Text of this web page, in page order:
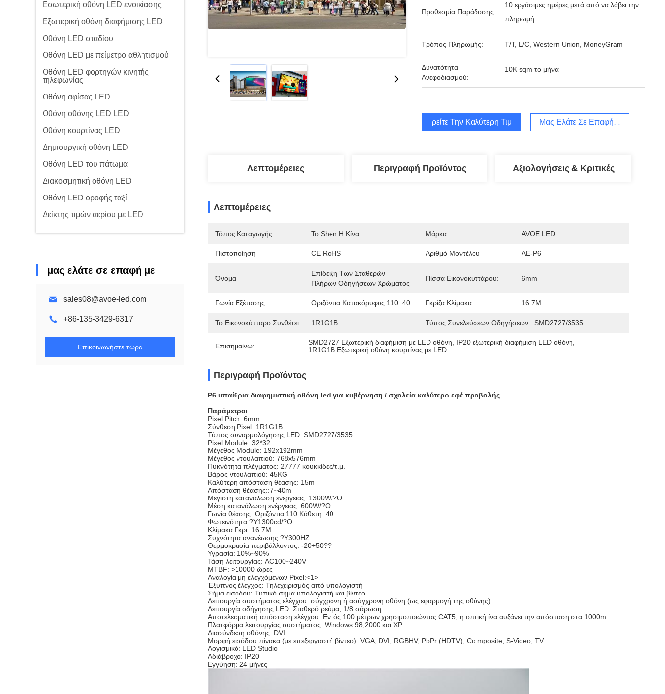
Εσωτερική οθόνη LED ενοικίασης
Εξωτερική οθόνη διαφήμισης LED
Οθόνη LED σταδίου
Οθόνη LED με πείμετρο αθλητισμού
Οθόνη LED φορτηγών κινητής
τηλεφωνίας
Οθόνη αφίσας LED
Οθόνη οθόνης LED LED
Οθόνη κουρτίνας LED
Δημιουργική οθόνη LED
Οθόνη LED του πάτωμα
Διακοσμητική οθόνη LED
Οθόνη LED οροφής ταξί
Δείκτης τιμών αερίου με LED
μας ελάτε σε επαφή με
sales08@avoe-led.com
+86-135-3429-6317
Επικοινωνήστε τώρα
Προθεσμία Παράδοσης:
10 εργάσιμες ημέρες μετά από να λάβει την
πληρωμή
Τρόπος Πληρωμής: T/T, L/C, Western Union, MoneyGram
Δυνατότητα
Ανεφοδιασμού:
10K sqm το μήνα
Βρείτε Την Καλύτερη Τιμή Μας Ελάτε Σε Επαφή Με
Λεπτομέρειες Περιγραφή Προϊόντος Αξιολογήσεις & Κριτικές
Λεπτομέρειες
Τόπος Καταγωγής Το Shen Η Κίνα Μάρκα AVOE LED
Πιστοποίηση CE RoHS Αριθμό Μοντέλου AE-P6
Όνομα:
Επίδειξη Των Σταθερών
Πλήρων Οδηγήσεων Χρώματος
Πίσσα Εικονοκυττάρου: 6mm
Γωνία Εξέτασης: Οριζόντια Κατακόρυφος 110: 40 Γκρίζα Κλίμακα: 16.7M
Το Εικονοκύτταρο Συνθέτει: 1R1G1B Τύπος Συνελεύσεων Οδηγήσεων: SMD2727/3535
Επισημαίνω: SMD2727 Εξωτερική διαφήμιση με LED οθόνη IP20 εξωτερική διαφήμιση LED οθόνη
1R1G1B Εξωτερική οθόνη κουρτίνας με LED
Περιγραφή Προϊόντος
P6 υπαίθρια διαφημιστική οθόνη led για κυβέρνηση / σχολεία καλύτερο εφέ προβολής
Παράμετροι
Pixel Pitch: 6mm
Σύνθεση Pixel: 1R1G1B
Τύπος συναρμολόγησης LED: SMD2727/3535
Pixel Module: 32*32
Μέγεθος Module: 192x192mm
Μέγεθος ντουλαπιού: 768x576mm
Πυκνότητα πλέγματος: 27777 κουκκίδες/τ.μ.
Βάρος ντουλαπιού: 45KG
Καλύτερη απόσταση θέασης: 15m
Απόσταση θέασης::7~40m
Μέγιστη κατανάλωση ενέργειας: 1300W/?O
Μέση κατανάλωση ενέργειας: 600W/?O
Γωνία θέασης: Οριζόντια 110 Κάθετη :40
Φωτεινότητα:?Y1300cd/?O
Κλίμακα Γκρι: 16.7M
Συχνότητα ανανέωσης:?Y300HZ
Θερμοκρασία περιβάλλοντος: -20+50??
Υγρασία: 10%~90%
Τάση λειτουργίας: AC100~240V
MTBF: >10000 ώρες
Αναλογία μη ελεγχόμενων Pixel:<1>
Έξυπνος έλεγχος: Τηλεχειρισμός από υπολογιστή
Σήμα εισόδου: Τυπικό σήμα υπολογιστή και βίντεο
Λειτουργία συστήματος ελέγχου: σύγχρονη ή ασύγχρονη οθόνη (ως εφαρμογή της οθόνης)
Λειτουργία οδήγησης LED: Σταθερό ρεύμα, 1/8 σάρωση
Αποτελεσματική απόσταση ελέγχου: Εντός 100 μέτρων χρησιμοποιώντας CAT5, η οπτική ίνα αυξάνει την απόσταση στα 1000m
Πλατφόρμα λειτουργίας συστήματος: Windows 98,2000 και XP
Διασύνδεση οθόνης: DVI
Μορφή εισόδου πίνακα (με επεξεργαστή βίντεο): VGA, DVI, RGBHV, PbPr (HDTV), Co mposite, S-Video, TV
Λογισμικό: LED Studio
Αδιάβροχο: IP20
Εγγύηση: 24 μήνες